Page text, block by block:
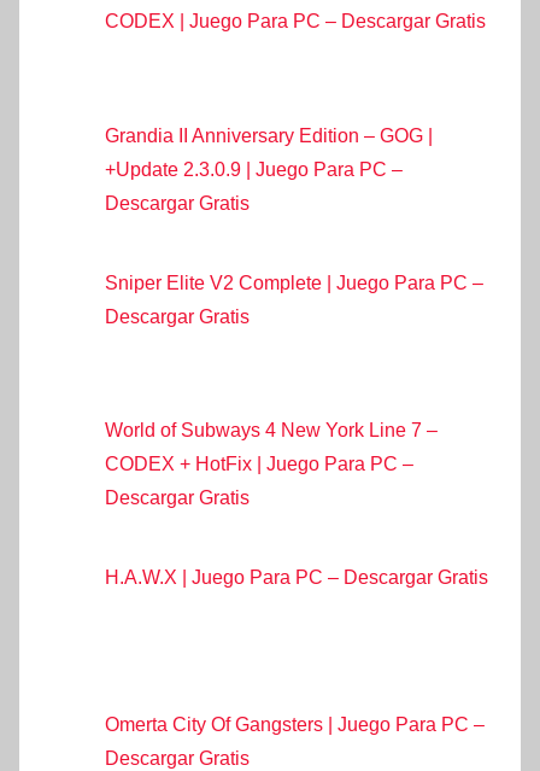
CODEX | Juego Para PC – Descargar Gratis
Grandia II Anniversary Edition – GOG |
+Update 2.3.0.9 | Juego Para PC –
Descargar Gratis
Sniper Elite V2 Complete | Juego Para PC –
Descargar Gratis
World of Subways 4 New York Line 7 –
CODEX + HotFix | Juego Para PC –
Descargar Gratis
H.A.W.X | Juego Para PC – Descargar Gratis
Omerta City Of Gangsters | Juego Para PC –
Descargar Gratis